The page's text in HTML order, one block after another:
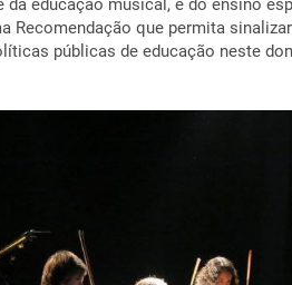
educação musical, e do ensino
Recomendação que permita
públicas de educação neste